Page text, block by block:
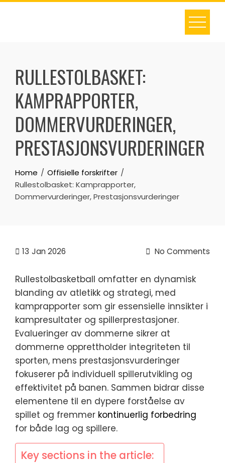
Skip
RULLESTOLBASKET:
KAMPRAPPORTER,
DOMMERVURDERINGER,
PRESTASJONSVURDERINGER
Home
Offisielle forskrifter
Rullestolbasket: Kamprapporter,
Dommervurderinger, Prestasjonsvurderinger
13 Jan 2026 No Comments
Rullestolbasketball omfatter en dynamisk
blanding av atletikk og strategi, med
kamprapporter som gir essensielle innsikter i
kampresultater og spillerprestasjoner.
Evalueringer av dommerne sikrer at
dommerne opprettholder integriteten til
sporten, mens prestasjonsvurderinger
fokuserer på individuell spillerutvikling og
effektivitet på banen. Sammen bidrar disse
elementene til en dypere forståelse av
spillet og fremmer kontinuerlig forbedring
for både lag og spillere.
Key sections in the article: